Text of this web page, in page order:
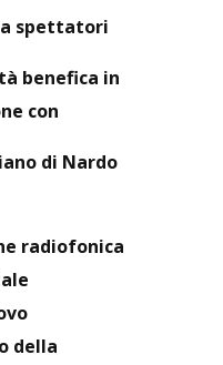
spettatori
benefica in
con
di Nardo
radiofonica
della